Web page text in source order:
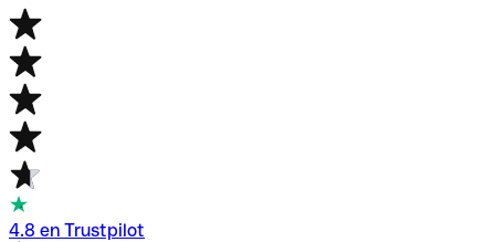
4.8 en Trustpilot